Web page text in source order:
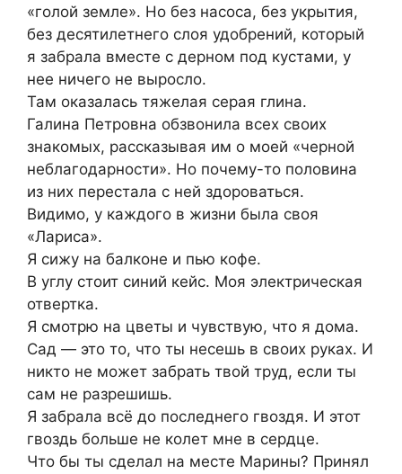
«голой земле». Но без насоса, без укрытия,
без десятилетнего слоя удобрений, который
я забрала вместе с дерном под кустами, у
нее ничего не выросло.
Там оказалась тяжелая серая глина.
Галина Петровна обзвонила всех своих
знакомых, рассказывая им о моей «черной
неблагодарности». Но почему-то половина
из них перестала с ней здороваться.
Видимо, у каждого в жизни была своя
«Лариса».
Я сижу на балконе и пью кофе.
В углу стоит синий кейс. Моя электрическая
отвертка.
Я смотрю на цветы и чувствую, что я дома.
Сад — это то, что ты несешь в своих руках. И
никто не может забрать твой труд, если ты
сам не разрешишь.
Я забрала всё до последнего гвоздя. И этот
гвоздь больше не колет мне в сердце.
Что бы ты сделал на месте Марины? Принял